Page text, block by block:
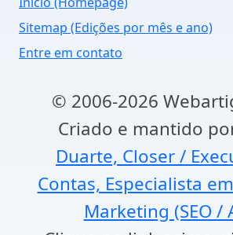
Sitemap (Edições por mês e ano)
Entre em contato
© 2006-2026
Criado e mantido
Duarte, Closer /
Contas, Especialista
Marketing (SEO /